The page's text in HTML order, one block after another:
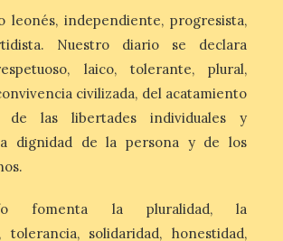
“Música
un
con
de sol
La cita, que se celebrará el
12 de agosto en el
de una composición del
Geni Uñón. Turismo de
leonés, independiente, progresista,
Nuestro diario se declara
laico, tolerante, plural,
civilizada, del acatamiento
las libertades individuales y
dignidad de la persona y de los
fomenta la pluralidad, la
tolerancia, solidaridad, honestidad,